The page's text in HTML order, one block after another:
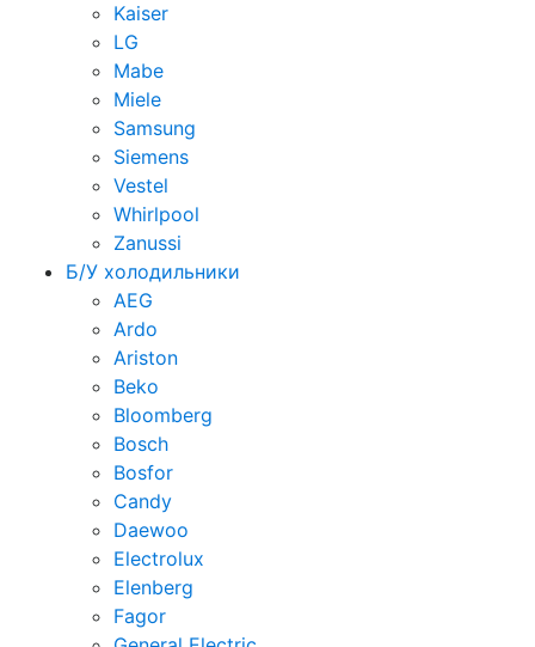
Kaiser
LG
Mabe
Miele
Samsung
Siemens
Vestel
Whirlpool
Zanussi
Б/У холодильники
AEG
Ardo
Ariston
Beko
Bloomberg
Bosch
Bosfor
Candy
Daewoo
Electrolux
Elenberg
Fagor